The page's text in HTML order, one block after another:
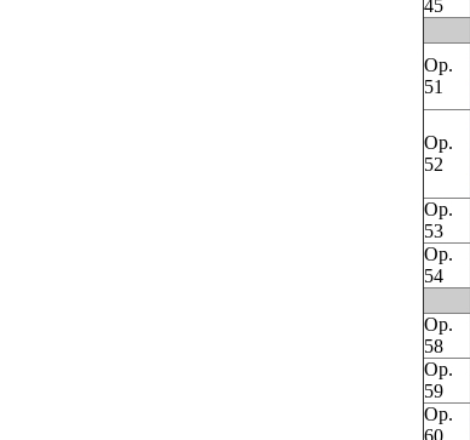
45
Op.
51
Op.
52
Op.
53
Op.
54
Op.
58
Op.
59
Op.